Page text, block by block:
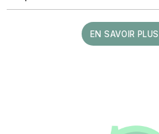
EN SAVOIR PLUS